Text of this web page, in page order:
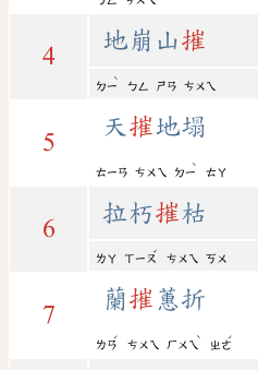
4
地崩山摧
ㄉㄧ
ˋ
ㄅㄥ ㄕㄢ ㄘㄨㄟ
5
天 摧地塌
ㄊㄧㄢ ㄘㄨㄟ ㄉㄧ
ˋ
ㄊㄚ
6
拉朽摧枯
ㄌㄚ ㄒㄧㄡ
ˇ
ㄘㄨㄟ ㄎㄨ
7
蘭摧 蕙折
ㄌㄢ
ˊ
ㄘㄨㄟ ㄏㄨㄟ
ˋ
ㄓㄜ
ˊ